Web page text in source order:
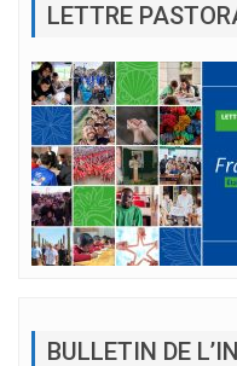
LETTRE
BULLETIN DE